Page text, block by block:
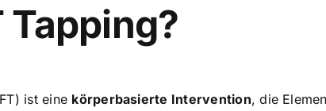
Tapping?
ist eine körperbasierte Intervention, die